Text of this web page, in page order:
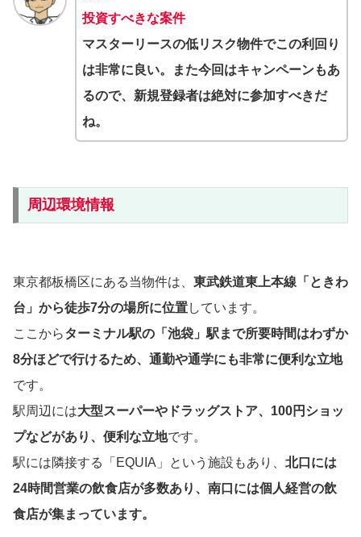
投資すべきな案件
マスターリースの低リスク物件でこの利回り
は非常に良い。また今回はキャンペーンもあ
るので、新規登録者は絶対に参加すべきだ
ね。
周辺環境情報
東京都板橋区にある当物件は、 東武鉄道東上本線「ときわ
台」から徒歩7分の場所に位置しています。
ここからターミナル駅の「池袋」駅まで所要時間はわずか
8分ほどで行けるため、通勤や通学にも非常に便利な立地
です。
駅周辺には大型スーパーやドラッグストア、100円ショッ
プなどがあり、便利な立地です。
駅には隣接する「EQUIA」という施設もあり、 北口には
24時間営業の飲食店が多数あり、南口には個人経営の飲
食店が集まっています。